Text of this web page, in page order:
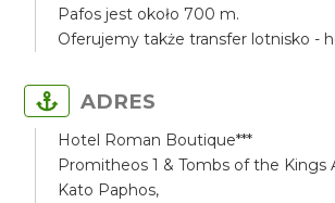
Pafos jest około 700 m.
Oferujemy także transfer lotnisko -
ADRES
Hotel Roman Boutique***
Promitheos 1 & Tombs of the Kings
Kato Paphos,